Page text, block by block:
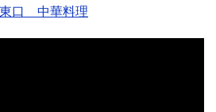
口 中華料理